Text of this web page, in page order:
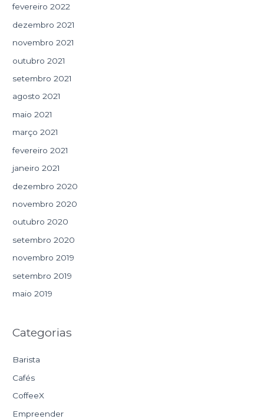
fevereiro 2022
dezembro 2021
novembro 2021
outubro 2021
setembro 2021
agosto 2021
maio 2021
março 2021
fevereiro 2021
janeiro 2021
dezembro 2020
novembro 2020
outubro 2020
setembro 2020
novembro 2019
setembro 2019
maio 2019
Categorias
Barista
Cafés
CoffeeX
Empreender